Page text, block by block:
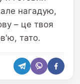
але нагадую,
– це твоя
тато.